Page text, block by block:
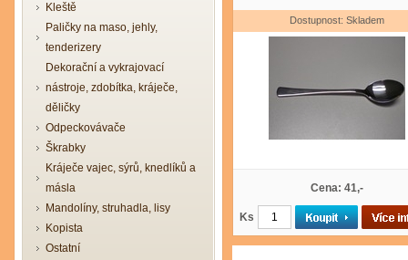
Kleště
Paličky na maso, jehly,
tenderizery
Dekorační a vykrajovací
nástroje, zdobítka, kráječe,
děličky
Odpeckovávače
Škrabky
Kráječe vajec, sýrů, knedlíků a
másla
Mandolíny, struhadla, lisy
Kopista
Ostatní
Dostupnost: Skladem
Cena: 41,-
Ks